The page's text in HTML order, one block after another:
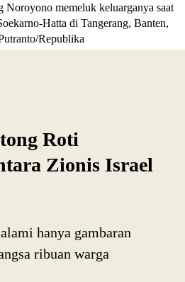
Noroyono memeluk keluarganya saat
Hatta di Tangerang, Banten,
Republika
Roti
Zionis Israel
hanya gambaran
ribuan warga